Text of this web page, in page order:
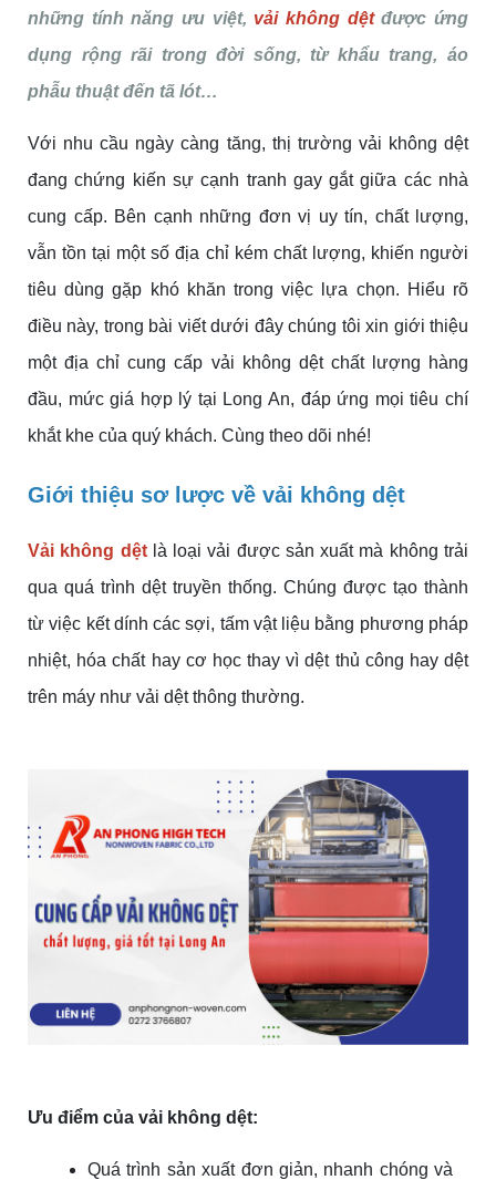
những tính năng ưu việt, vải không dệtđược ứng
dụng rộng rãi trong đời sống, từ khẩu trang, áo
phẫu thuật đến tã lót…
Với nhu cầu ngày càng tăng, thị trường vải không dệt
đang chứng kiến sự cạnh tranh gay gắt giữa các nhà
cung cấp. Bên cạnh những đơn vị uy tín, chất lượng,
vẫn tồn tại một số địa chỉ kém chất lượng, khiến người
tiêu dùng gặp khó khăn trong việc lựa chọn. Hiểu rõ
điều này, trong bài viết dưới đây chúng tôi xin giới thiệu
một địa chỉ cung cấp vải không dệt chất lượng hàng
đầu, mức giá hợp lý tại Long An, đáp ứng mọi tiêu chí
khắt khe của quý khách. Cùng theo dõi nhé!
Giới thiệu sơ lược về vải không dệt
Vải không dệt là loại vải được sản xuất mà không trải
qua quá trình dệt truyền thống. Chúng được tạo thành
từ việc kết dính các sợi, tấm vật liệu bằng phương pháp
nhiệt, hóa chất hay cơ học thay vì dệt thủ công hay dệt
trên máy như vải dệt thông thường.
Ưu điểm của vải không dệt:
Quá trình sản xuất đơn giản, nhanh chóng và